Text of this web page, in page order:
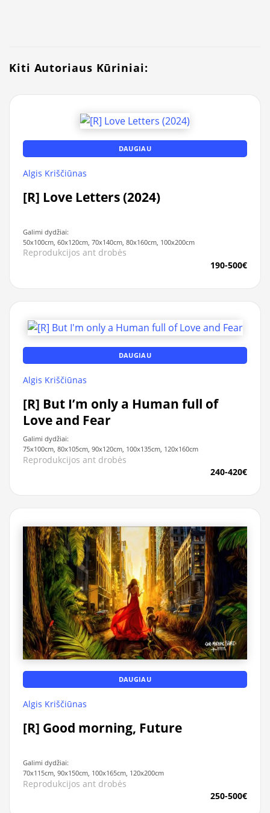
Kiti Autoriaus Kūriniai:
DAUGIAU
Algis Kriščiūnas
[R] Love Letters (2024)
Galimi dydžiai:
50x100cm, 60x120cm, 70x140cm, 80x160cm, 100x200cm
Reprodukcijos ant drobės
190-500€
DAUGIAU
Algis Kriščiūnas
[R] But I’m only a Human full of
Love and Fear
Galimi dydžiai:
75x100cm, 80x105cm, 90x120cm, 100x135cm, 120x160cm
Reprodukcijos ant drobės
240-420€
DAUGIAU
Algis Kriščiūnas
[R] Good morning, Future
Galimi dydžiai:
70x115cm, 90x150cm, 100x165cm, 120x200cm
Reprodukcijos ant drobės
250-500€